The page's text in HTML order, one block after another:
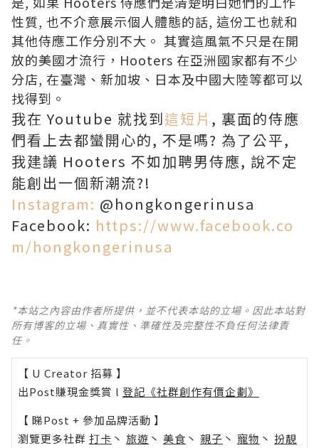
性質, 也不介意展示個人體態的話, 這份工也就和
其他侍應工作分別不大。 其實這風氣不只是在開
放的美國才流行，Hooters 在亞洲國家都有不少
分店, 在臺灣、新加坡、日本及中國大陸等都可以
找得到。
我在 Youtube 就找到這短片 , 裏面的侍應
們看上去都蠻開心的, 不是嗎? 為了公平,
我建議 Hooters 不如加聘男侍應, 說不定
能創出一個新潮流?!
Instagram: @hongkongerinusa
Facebook: https://www.facebook.co
m/hongkongerinusa
*本站之內容由作者所提供，並不代表本站的立場。因此本站對
所有博客的立場、真實性、準確性及完整性不負任何法律責
任。
【 U Creator 招募 】
出Post賺現金獎賞 l 登記《社群創作有價企劃》
【 睇Post + 參加品牌活動 】
瀏覽更多社群 打卡 丶 旅遊 丶 美食 丶 親子 丶 寵物 丶 扮靚